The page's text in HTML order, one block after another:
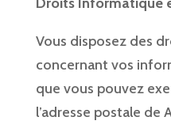
Vous disposez des
concernant vos
que vous pouvez
l’adresse postale de